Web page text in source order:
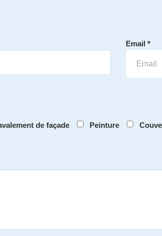
Email *
de façade Peinture